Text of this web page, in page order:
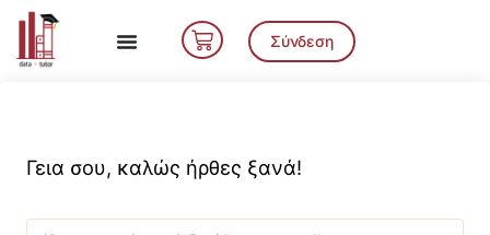
Μετάβαση
περιεχόμενο
Cart Σύνδεση
Γεια σου, καλώς ήρθες ξανά!